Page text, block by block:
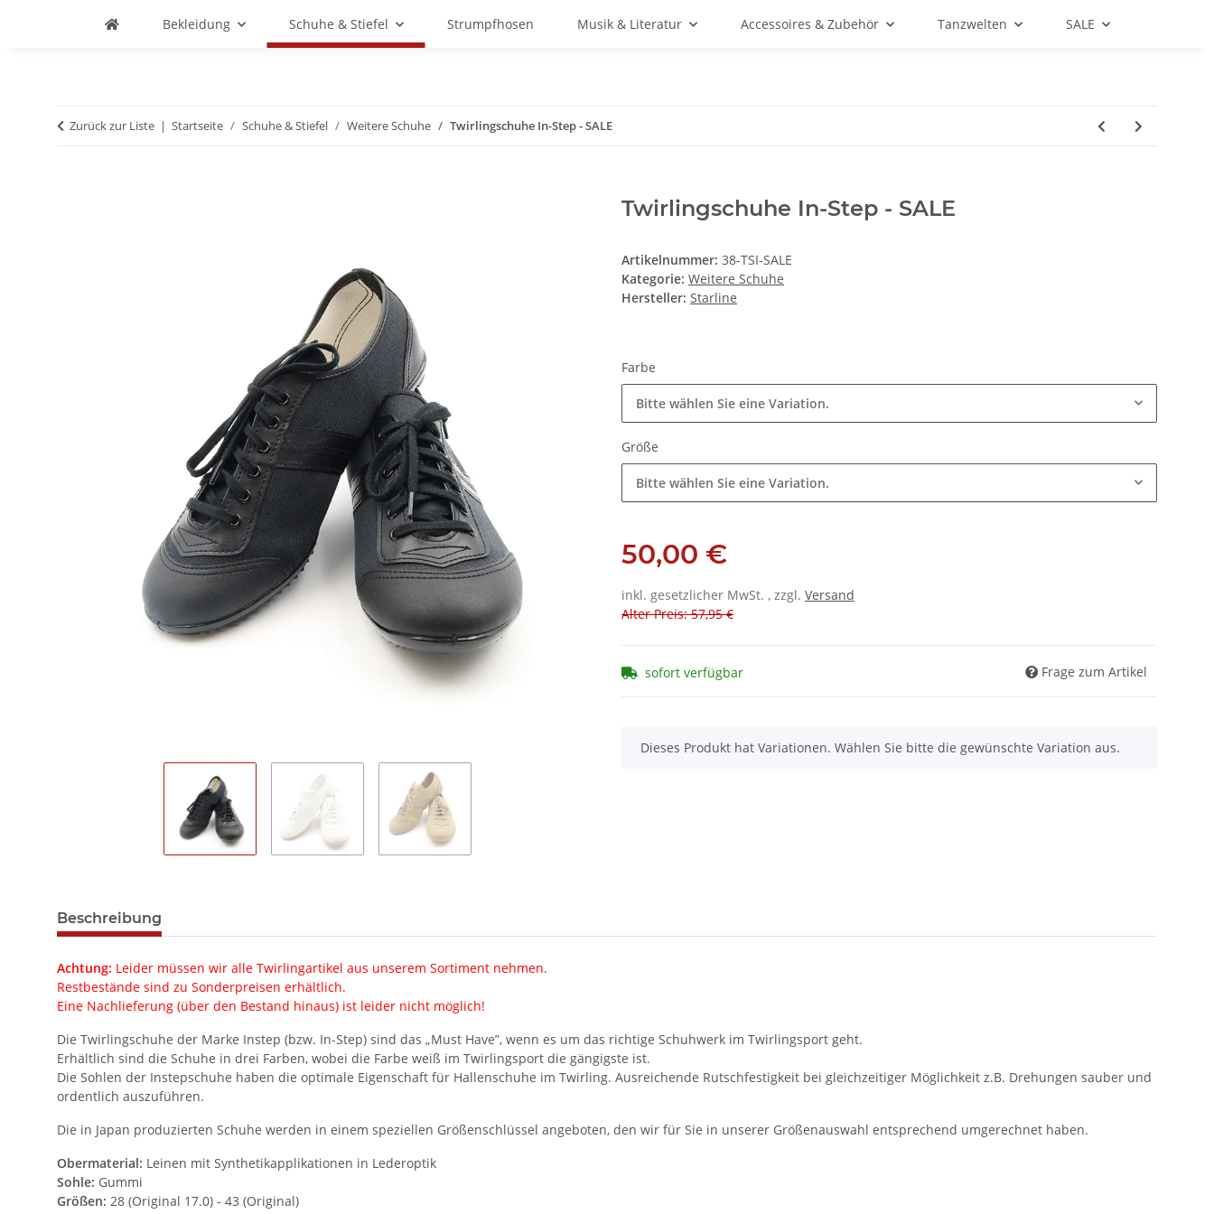
Bekleidung Schuhe & Stiefel Strumpfhosen Musik & Literatur Accessoires & Zubehör Tanzwelten SALE
Zurück zur Liste Startseite Schuhe & Stiefel Weitere Schuhe Twirlingschuhe In-Step - SALE
Twirlingschuhe In-Step - SALE
Artikelnummer: 38-TSI-SALE
Kategorie: Weitere Schuhe
Hersteller: Starline
Farbe
Bitte wählen Sie eine Variation.
Größe
Bitte wählen Sie eine Variation.
50,00 €
inkl. gesetzlicher MwSt. , zzgl. Versand
Alter Preis: 57,95 €
sofort verfügbar Frage zum Artikel
x
Dieses Produkt hat Variationen. Wählen Sie bitte die gewünschte Variation aus.
Beschreibung
Achtung: Leider müssen wir alle Twirlingartikel aus unserem Sortiment nehmen.
Restbestände sind zu Sonderpreisen erhältlich.
Eine Nachlieferung (über den Bestand hinaus) ist leider nicht möglich!
Die Twirlingschuhe der Marke Instep (bzw. In-Step) sind das „Must Have”, wenn es um das richtige Schuhwerk im Twirlingsport geht.
Erhältlich sind die Schuhe in drei Farben, wobei die Farbe weiß im Twirlingsport die gängigste ist.
Die Sohlen der Instepschuhe haben die optimale Eigenschaft für Hallenschuhe im Twirling. Ausreichende Rutschfestigkeit bei gleichzeitiger Möglichkeit z.B. Drehungen sauber und
ordentlich auszuführen.
Die in Japan produzierten Schuhe werden in einem speziellen Größenschlüssel angeboten, den wir für Sie in unserer Größenauswahl entsprechend umgerechnet haben.
Obermaterial: Leinen mit Synthetikapplikationen in Lederoptik
Sohle: Gummi
Größen: 28 (Original 17.0) - 43 (Original)